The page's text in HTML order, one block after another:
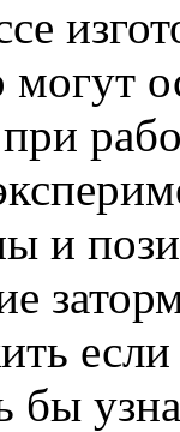
могут
и
бы